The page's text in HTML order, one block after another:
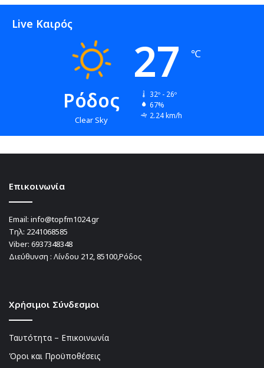
Live Καιρός
Ρόδος
Clear Sky
27 ℃
32º - 26º
67%
2.24 km/h
Επικοινωνία
Email: info@topfm1024.gr
Τηλ: 2241068585
Viber: 6937348348
Διεύθυνση : Λίνδου 212, 85100,Ρόδος
Χρήσιμοι Σύνδεσμοι
Ταυτότητα – Επικοινωνία
Όροι και Προϋποθέσεις